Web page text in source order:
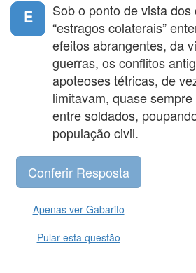
E
Sob o ponto de vista dos
“estragos colaterais”
efeitos abrangentes, da
guerras, os conflitos
apoteoses tétricas, de
limitavam, quase
entre soldados,
população civil.
Apenas ver Gabarito
Pular esta questão